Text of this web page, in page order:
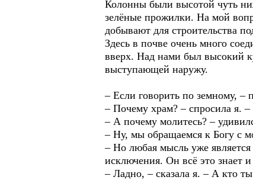
Колонны были высотой чуть
зелёные прожилки. На мой
добывают для строительства
Здесь в почве очень много
вверх. Над нами был высокий
выступающей наружу.
– Если говорить по земному,
– Почему храм? – спросила я.
– А почему молитесь? –
– Ну, мы обращаемся к Богу с
– Но любая мысль уже
исключения. Он всё это знает
– Ладно, – сказала я. – А кто